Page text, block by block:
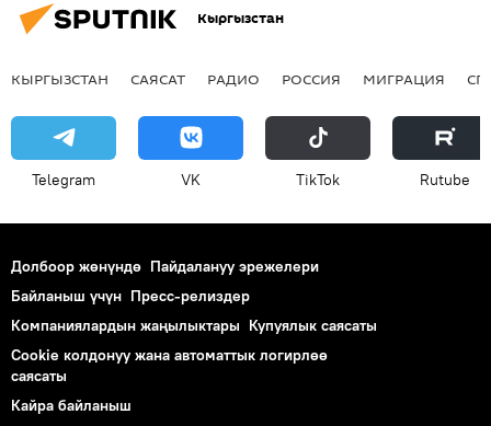
Кыргызстан
КЫРГЫЗСТАН САЯСАТ РАДИО РОССИЯ МИГРАЦИЯ
Telegram VK ТikТоk Rutube
Долбоор жөнүндө Пайдалануу эрежелери
Байланыш үчүн Пресс-релиздер
Компаниялардын жаңылыктары Купуялык саясаты
Cookie колдонуу жана автоматтык логирлөө
саясаты
Кайра байланыш